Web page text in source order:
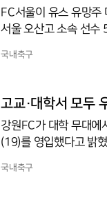
FC서울이 유스 유망주
서울 오산고 소속 선수
산고의 성적이 배경
아시아축구연맹(AFC)
신에게 국제 무대 경험
국내축구
고교·대학서 모두
강원FC가 대학 무대에
(19)를 영입했다고 밝
올해 연세대 진학 후
국내축구